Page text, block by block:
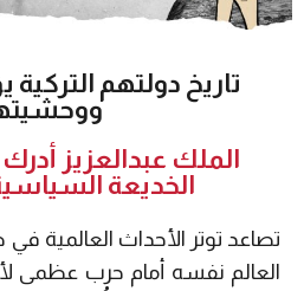
تاريخ دولتهم
الملك عبدالعزيز
الخديعة
العالم نفسه أمام حرب عظمى